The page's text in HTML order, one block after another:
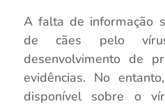
A falta de informação
de cães pelo
desenvolvimento de
evidências. No
disponível sobre o